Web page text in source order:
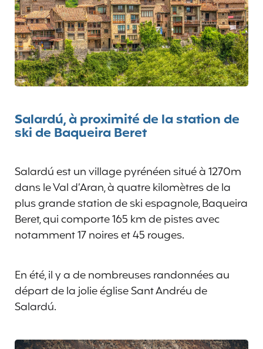
Salardú, à proximité de la station de
ski de Baqueira Beret
Salardú est un village pyrénéen situé à 1270m
dans le Val d’Aran, à quatre kilomètres de la
plus grande station de ski espagnole, Baqueira
Beret, qui comporte 165 km de pistes avec
notamment 17 noires et 45 rouges.
En été, il y a de nombreuses randonnées au
départ de la jolie église Sant Andréu de
Salardú.